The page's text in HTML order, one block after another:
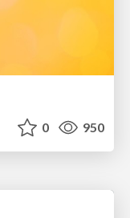
0 950